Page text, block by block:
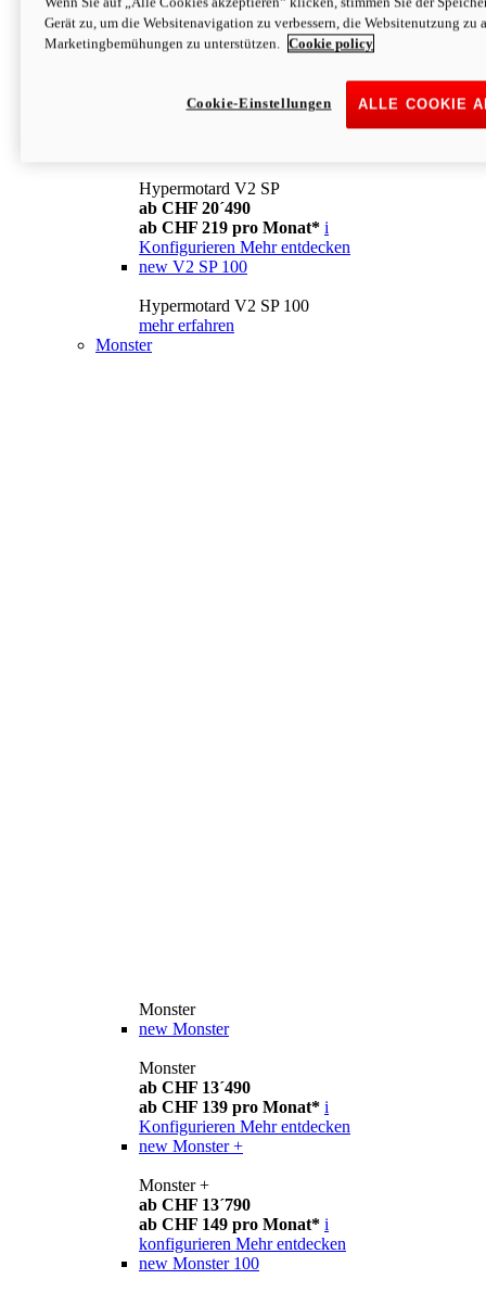
Konfigurieren Mehr entdecken
newV2
ab CHF 169 pro Monat* i
Mehr entdecken
Hypermotard V2 SP
ab CHF 20´490
ab CHF 219 pro Monat* i
Konfigurieren Mehr entdecken
new V2 SP 100
Hypermotard V2 SP 100
mehr erfahren
Monster
Monster
new Monster
Monster
ab CHF 13´490
ab CHF 139 pro Monat* i
Konfigurieren Mehr entdecken
new Monster +
Monster +
ab CHF 13´790
ab CHF 149 pro Monat* i
konfigurieren Mehr entdecken
new Monster 100
Gerät zu, um die Websitenavigation zu verbessern, die Websitenutzung zu
Marketingbemühungen zu unterstützen.
Cookie policy
ALLE COOKIE
Cookie-Einstellungen